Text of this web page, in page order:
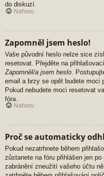
do diskuzí.
Nahoru
Zapomněl jsem heslo!
Vaše původní heslo nelze sice
resetovat. Přejděte na
Zapomněl/a jsem heslo .
email a brzy se opět budete moci
Pokud nebudete moci resetovat
fóra.
Nahoru
Proč se automaticky
Pokud nezatrhnete během
zůstanete na fóru přihlášen jen
zabránění zneužití vašeho účtu